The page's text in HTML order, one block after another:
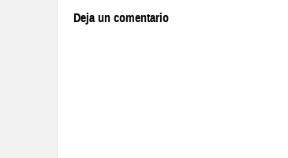
Deja un comentario